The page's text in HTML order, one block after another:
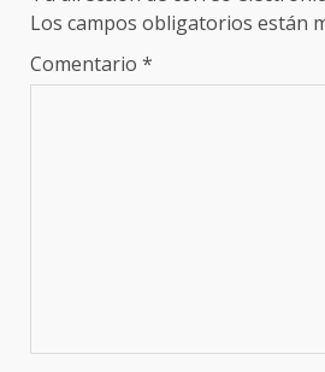
Los campos obligatorios están
Comentario *